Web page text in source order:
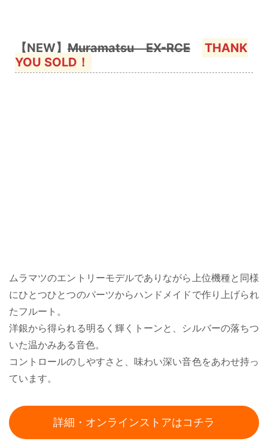
【NEW】 Muramatsu EX-RCE
THANK
YOU SOLD！
ムラマツのエントリーモデルでありながら上位機種と同様
にひとつひとつのパーツからハンドメイドで作り上げられ
たフルート。
洋銀から得られる明るく輝くトーンと、シルバーの落ちつ
いた温かみある音色。
コントロールのしやすさと、味わい深い音色をあわせ持っ
ています。
詳細・オンラインストアはコチラ